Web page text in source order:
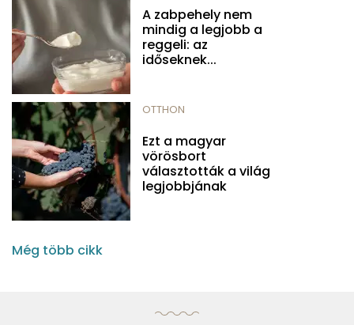
A zabpehely nem
mindig a legjobb a
reggeli: az
időseknek...
OTTHON
Ezt a magyar
vörösbort
választották a világ
legjobbjának
Még több cikk